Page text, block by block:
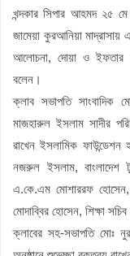
খন্দকার সিপার আহমদ ২৫ মে
জামেয়া কুরআনিয়া
আলোচনা, দোয়া ও ইফতার
বলেন।
ক্লাব সভাপতি সাংবাদিক
মাজহারুল ইসলাম সাদীর
রাখেন ইসলামিক ফাউন্ডেশন
নজরুল ইসলাম, বাংলাদেশ
এ.কে.এম মোশাররফ হোসেন,
মোদাব্বির হোসেন, শিক্ষা
ক্লাবের সহ-সভাপতি মোঃ